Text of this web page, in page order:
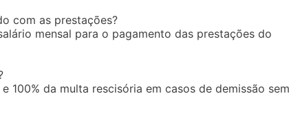
com as prestações?
mensal para o pagamento das prestações do
100% da multa rescisória em casos de demissão sem